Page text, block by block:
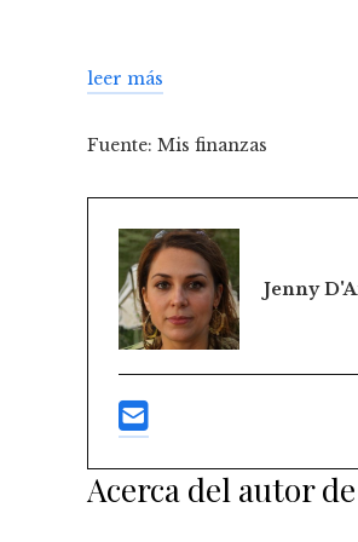
leer más
Fuente: Mis finanzas
Jenny
Acerca del autor